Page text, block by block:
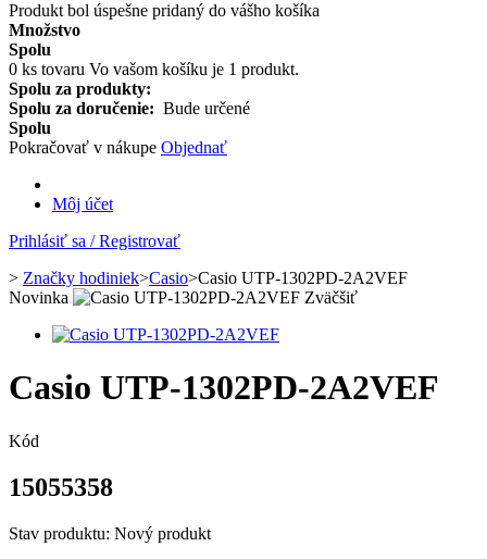
Produkt bol úspešne pridaný do vášho košíka
Množstvo
Spolu
0 ks tovaru Vo vašom košíku je 1 produkt.
Spolu za produkty:
Spolu za doručenie: Bude určené
Spolu
Pokračovať v nákupe Objednať
Môj účet
Prihlásiť sa / Registrovať
> Značky hodiniek>Casio>Casio UTP-1302PD-2A2VEF
Novinka
Zväčšiť
Casio UTP-1302PD-2A2VEF
Kód
15055358
Stav produktu: Nový produkt